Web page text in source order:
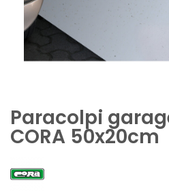
Paracolpi
CORA 50x20cm